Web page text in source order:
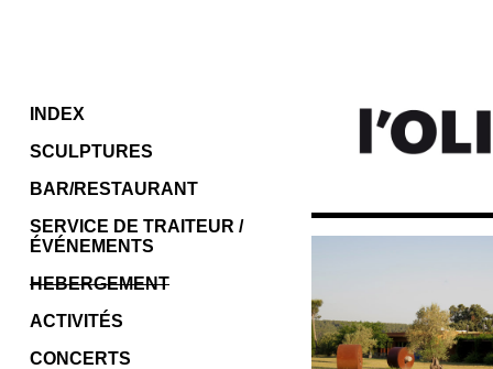
INDEX
SCULPTURES
BAR/RESTAURANT
SERVICE DE TRAITEUR /
ÉVÉNEMENTS
HEBERGEMENT
ACTIVITÉS
CONCERTS